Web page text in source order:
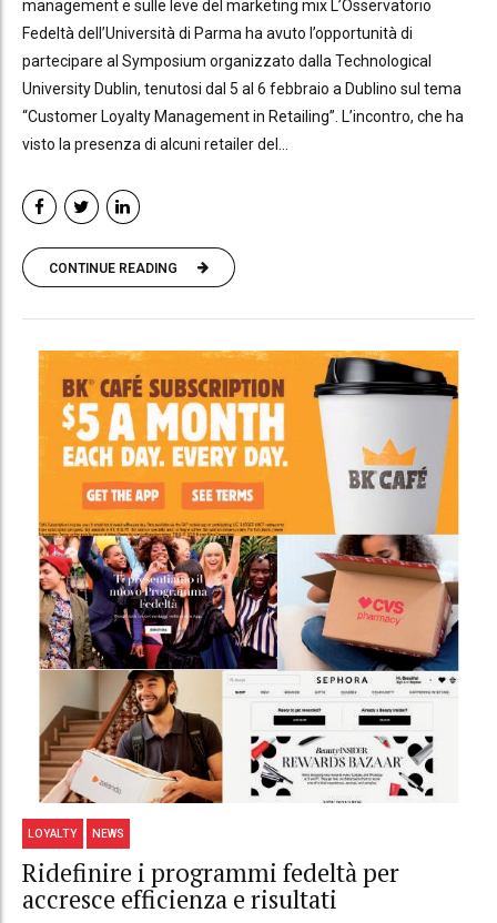
management e sulle leve del marketing mix L’Osservatorio
Fedeltà dell’Università di Parma ha avuto l’opportunità di
partecipare al Symposium organizzato dalla Technological
University Dublin, tenutosi dal 5 al 6 febbraio a Dublino sul tema
“Customer Loyalty Management in Retailing”. L’incontro, che ha
visto la presenza di alcuni retailer del...
CONTINUE READING
LOYALTY NEWS
Ridefinire i programmi fedeltà per
accresce efficienza e risultati